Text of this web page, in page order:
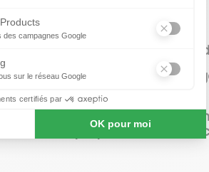
cet oreiller est parfait pour
Climate Material et est
de la température.
faciliter la respiration.
frais et propre en toutes